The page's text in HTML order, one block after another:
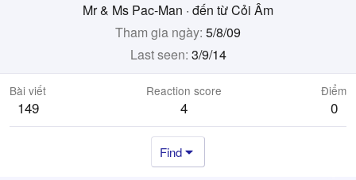
Mr & Ms Pac-Man · đến từCỏi Âm
Tham gia ngày 5/8/09
Last seen 3/9/14
Bài viết
149
Reaction score
4
Điểm
0
Find